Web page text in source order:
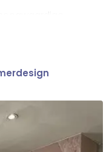
we er ook
tot een
onze showroom
uw woning,